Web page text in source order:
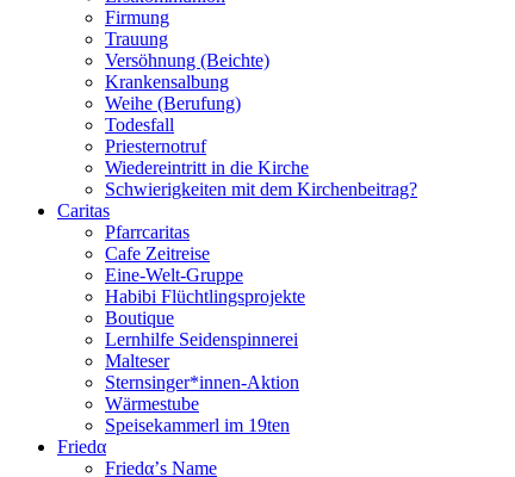
Firmung
Trauung
Versöhnung (Beichte)
Krankensalbung
Weihe (Berufung)
Todesfall
Priesternotruf
Wiedereintritt in die Kirche
Schwierigkeiten mit dem Kirchenbeitrag?
Caritas
Pfarrcaritas
Cafe Zeitreise
Eine-Welt-Gruppe
Habibi Flüchtlingsprojekte
Boutique
Lernhilfe Seidenspinnerei
Malteser
Sternsinger*innen-Aktion
Wärmestube
Speisekammerl im 19ten
Friedα
Friedα’s Name